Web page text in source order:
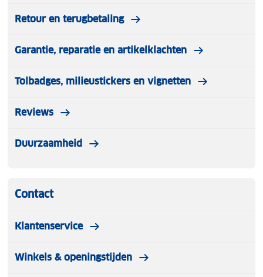
Retour en terugbetaling
Garantie, reparatie en artikelklachten
Tolbadges, milieustickers en vignetten
Reviews
Duurzaamheid
Contact
Klantenservice
Winkels & openingstijden